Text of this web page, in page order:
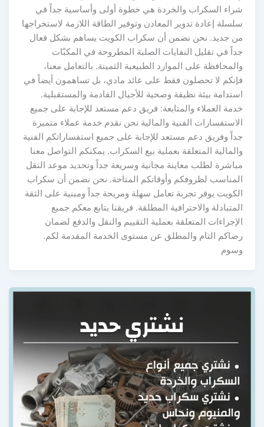
شراء السكراب والخردة هي خطوة أولى وأساسية جداً في
سلسلة إعادة تدوير المعادن وتوفير الطاقة اللازمة لاستخراجها
من جديد. نحن نضمن أن سكراب الكويت يساهم بشكل فعال
جداً في تقليل النفايات الصلبة المطروحة في المكبّات
والمحافظة على الموارد الطبيعية الثمينة. بالتعامل معنا،
فإنكم لا تحصلون فقط على عائد مادي، بل تساهمون أيضاً في
استدامة بيئة نظيفة وصحية للأجيال القادمة والمستقبلية.
خدمة العملاء والمتابعة: فريق دعم مستعد للإجابة على جميع
الاستفسارات الفنية والمالية نحن نقدم خدمة عملاء متميزة
جداً وفريق دعم مستعد للإجابة على جميع استفساراتكم الفنية
والمالية المتعلقة بعملية بيع السكراب. يمكنكم التواصل معنا
مباشرة لطلب معاينة مجانية وسريعة جداً وتحديد موعد النقل
المناسب لظروفكم وأوقاتكم المتاحة. نحن نضمن أن سكراب
الكويت يوفر تجربة تعامل سهلة ومريحة جداً ومبنية على الثقة
المتبادلة والاحترافية المطلقة. فريقنا يتابع معكم جميع
الإجراءات المتعلقة بعملية التقييم والنقل والدفع لضمان
رضاكم التام والمطلق عن مستوى الخدمة المقدمة لكم.
وسوم